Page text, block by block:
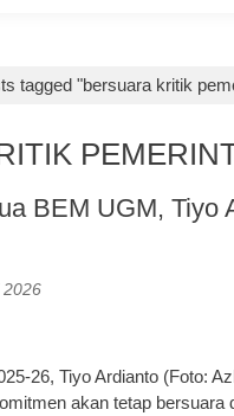
tagged "bersuara kritik
BEM UGM, Tiyo
2026
26, Tiyo Ardianto (Foto:
akan tetap